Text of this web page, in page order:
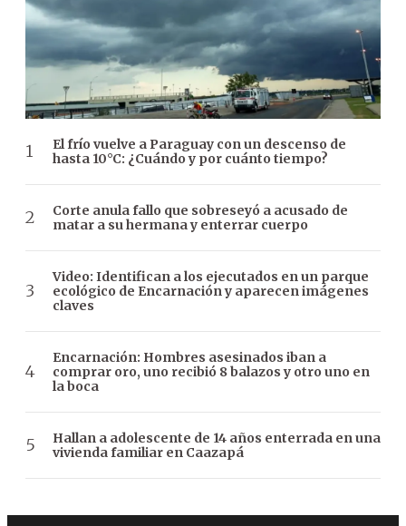
El frío vuelve a Paraguay con un descenso de
hasta 10°C: ¿Cuándo y por cuánto tiempo?
Corte anula fallo que sobreseyó a acusado de
matar a su hermana y enterrar cuerpo
Video: Identifican a los ejecutados en un parque
ecológico de Encarnación y aparecen imágenes
claves
Encarnación: Hombres asesinados iban a
comprar oro, uno recibió 8 balazos y otro uno en
la boca
Hallan a adolescente de 14 años enterrada en una
vivienda familiar en Caazapá